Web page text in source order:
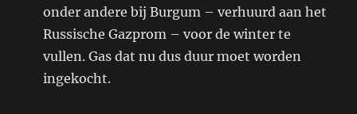
onder andere bij Burgum – verhuurd aan het
Russische Gazprom – voor de winter te
vullen. Gas dat nu dus duur moet worden
ingekocht.